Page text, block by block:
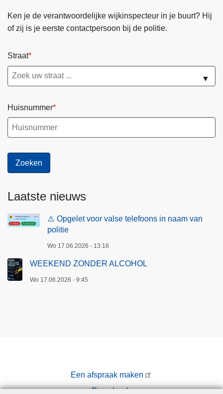
Ken je de verantwoordelijke wijkinspecteur in je buurt? Hij
of zij is je eerste contactpersoon bij de politie.
Straat
▼
Huisnummer
Laatste nieuws
⚠️ Opgelet voor valse telefoons in naam van
politie
Wo 17.06.2026 - 13:16
WEEKEND ZONDER ALCOHOL
Wo 17.06.2026 - 9:45
Een afspraak maken
Downloads